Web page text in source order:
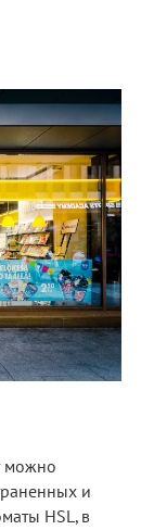
можно
и
HSL, в